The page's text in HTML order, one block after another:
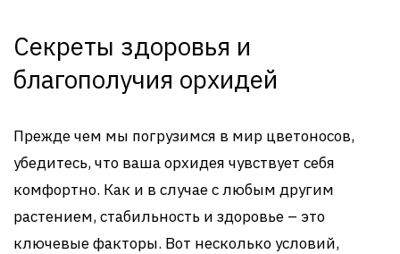
Секреты здоровья и
благополучия орхидей
Прежде чем мы погрузимся в мир цветоносов,
убедитесь, что ваша орхидея чувствует себя
комфортно. Как и в случае с любым другим
растением, стабильность и здоровье – это
ключевые факторы. Вот несколько условий,